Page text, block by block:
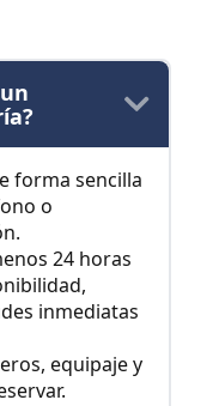
forma sencilla
o
24 horas
inmediatas
equipaje y